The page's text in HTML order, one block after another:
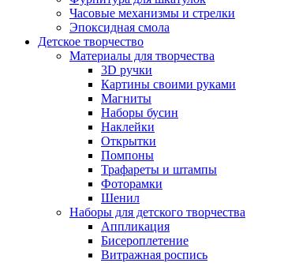
Часовые механизмы и стрелки
Эпоксидная смола
Детское творчество
Материалы для творчества
3D ручки
Картины своими руками
Магниты
Наборы бусин
Наклейки
Открытки
Помпоны
Трафареты и штампы
Фоторамки
Шенил
Наборы для детского творчества
Аппликация
Бисероплетение
Витражная роспись